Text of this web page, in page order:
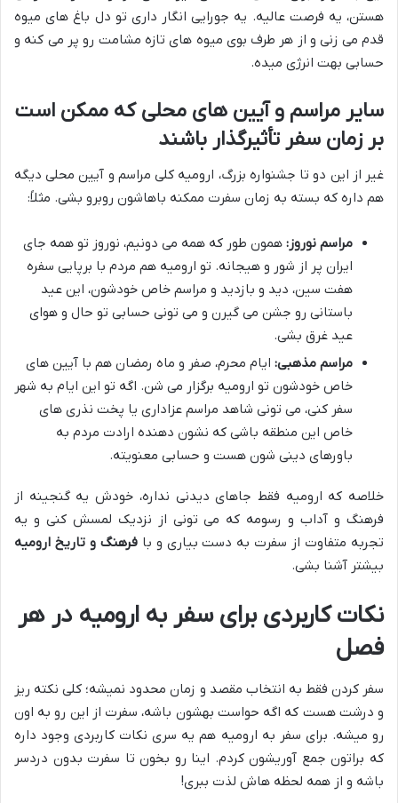
هستن، یه فرصت عالیه. یه جورایی انگار داری تو دل باغ های میوه
قدم می زنی و از هر طرف بوی میوه های تازه مشامت رو پر می کنه و
حسابی بهت انرژی میده.
سایر مراسم و آیین های محلی که ممکن است
بر زمان سفر تأثیرگذار باشند
غیر از این دو تا جشنواره بزرگ، ارومیه کلی مراسم و آیین محلی دیگه
هم داره که بسته به زمان سفرت ممکنه باهاشون روبرو بشی. مثلاً:
مراسم نوروز: همون طور که همه می دونیم، نوروز تو همه جای
ایران پر از شور و هیجانه. تو ارومیه هم مردم با برپایی سفره
هفت سین، دید و بازدید و مراسم خاص خودشون، این عید
باستانی رو جشن می گیرن و می تونی حسابی تو حال و هوای
عید غرق بشی.
مراسم مذهبی: ایام محرم، صفر و ماه رمضان هم با آیین های
خاص خودشون تو ارومیه برگزار می شن. اگه تو این ایام به شهر
سفر کنی، می تونی شاهد مراسم عزاداری یا پخت نذری های
خاص این منطقه باشی که نشون دهنده ارادت مردم به
باورهای دینی شون هست و حسابی معنویته.
خلاصه که ارومیه فقط جاهای دیدنی نداره، خودش یه گنجینه از
فرهنگ و آداب و رسومه که می تونی از نزدیک لمسش کنی و یه
تجربه متفاوت از سفرت به دست بیاری و بافرهنگ و تاریخ ارومیه
بیشتر آشنا بشی.
نکات کاربردی برای سفر به ارومیه در هر
فصل
سفر کردن فقط به انتخاب مقصد و زمان محدود نمیشه؛ کلی نکته ریز
و درشت هست که اگه حواست بهشون باشه، سفرت از این رو به اون
رو میشه. برای سفر به ارومیه هم یه سری نکات کاربردی وجود داره
که براتون جمع آوریشون کردم. اینا رو بخون تا سفرت بدون دردسر
باشه و از همه لحظه هاش لذت ببری!